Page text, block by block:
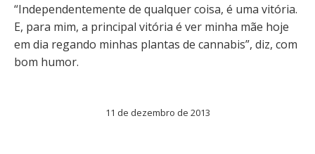
“Independentemente de qualquer coisa, é uma vitória.
E, para mim, a principal vitória é ver minha mãe hoje
em dia regando minhas plantas de cannabis”, diz, com
bom humor.
11 de dezembro de 2013